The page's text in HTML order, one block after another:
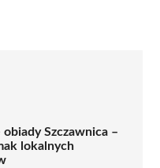
obiady Szczawnica –
lokalnych